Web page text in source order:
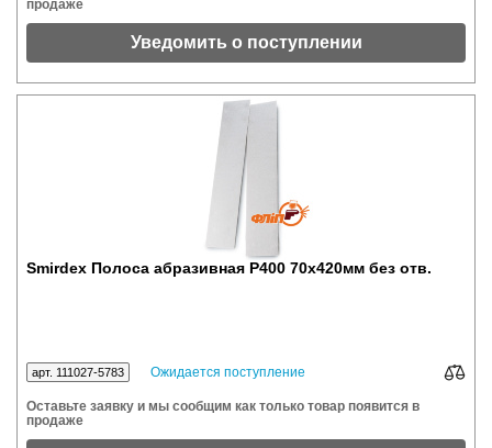
продаже
Уведомить о поступлении
Smirdex Полоса абразивная P400 70x420мм без отв.
арт. 111027-5783 Ожидается поступление
Оставьте заявку и мы сообщим как только товар появится в
продаже